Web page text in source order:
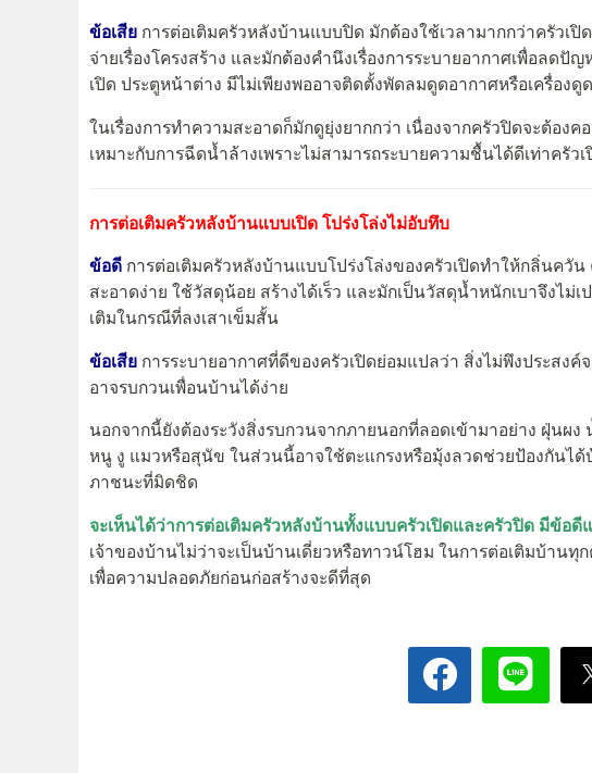
ข้อเสีย การต่อเติมครัวหลังบ้านแบบปิด มักต้องใช้เวลามากกว่าครัวเ
จ่ายเรื่องโครงสร้าง และมักต้องคำนึงเรื่องการระบายอากาศเพื่อลด
เปิด ประตูหน้าต่าง มีไม่เพียงพออาจติดตั้งพัดลมดูดอากาศหรือเครื่องดู
ในเรื่องการทำความสะอาดก็มักดูยุ่งยากกว่า เนื่องจากครัวปิดจะต้อง
เหมาะกับการฉีดน้ำล้างเพราะไม่สามารถระบายความชื้นได้ดีเท่าครัวเ
การต่อเติมครัวหลังบ้านแบบเปิด โปร่งโล่งไม่อับทึบ
ข้อดี การต่อเติมครัวหลังบ้านแบบโปร่งโล่งของครัวเปิดทำให้กลิ่นควั
สะอาดง่าย ใช้วัสดุน้อย สร้างได้เร็ว และมักเป็นวัสดุน้ำหนักเบาจึงไม่
เติมในกรณีที่ลงเสาเข็มสั้น
ข้อเสีย การระบายอากาศที่ดีของครัวเปิดย่อมแปลว่า สิ่งไม่พึงประสง
อาจรบกวนเพื่อนบ้านได้ง่าย
นอกจากนี้ยังต้องระวังสิ่งรบกวนจากภายนอกที่ลอดเข้ามาอย่าง ฝุ่นผ
หนู งู แมวหรือสุนัข ในส่วนนี้อาจใช้ตะแกรงหรือมุ้งลวดช่วยป้องกันได้
ภาชนะที่มิดชิด
จะเห็นได้ว่าการต่อเติมครัวหลังบ้านทั้งแบบครัวเปิดและครัวปิด มีข้อดี
เจ้าของบ้านไม่ว่าจะเป็นบ้านเดี่ยวหรือทาวน์โฮม ในการต่อเติมบ้านทุ
เพื่อความปลอดภัยก่อนก่อสร้างจะดีที่สุด